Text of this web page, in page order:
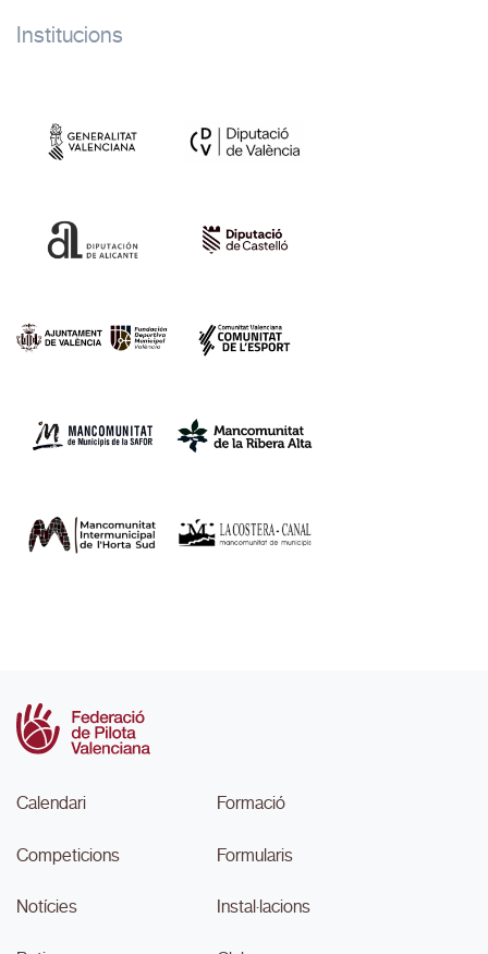
Institucions
Calendari
Competicions
Notícies
Formació
Formularis
Instal·lacions